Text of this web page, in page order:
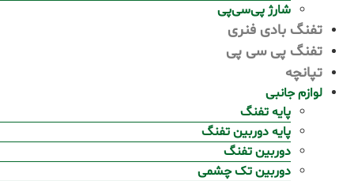
شارژ پی‌سی‌پی
تفنگ بادی فنری
تفنگ پی سی پی
تپانچه
لوازم جانبی
پایه تفنگ
پایه دوربین تفنگ
دوربین تفنگ
دوربین تک چشمی